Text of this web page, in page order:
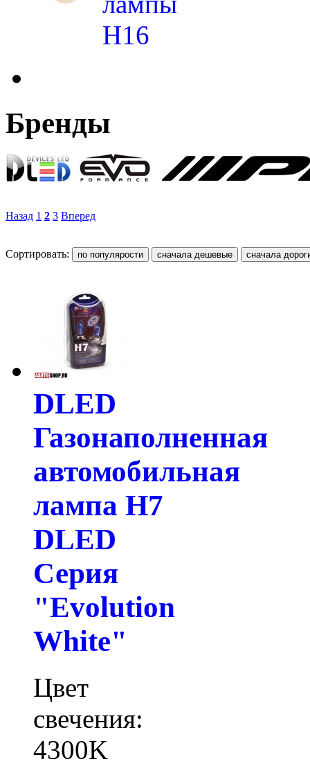
H16
Бренды
Назад 1 2 3 Вперед
Сортировать:
DLED
Газонаполненная
автомобильная
лампа H7
DLED
Серия
"Evolution
White"
Цвет
свечения:
4300K